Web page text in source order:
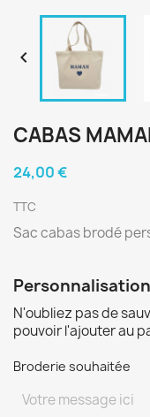

CABAS
24,00 €
TTC
Sac cabas brodé
Personnalisation
N'oubliez pas de
pouvoir l'ajouter au
Broderie souhaitée